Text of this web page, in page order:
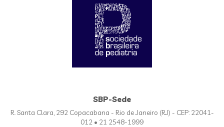
SBP-Sede
R. Santa Clara, 292 Copacabana - Rio de Janeiro (RJ) - CEP: 22041-
012 • 21 2548-1999